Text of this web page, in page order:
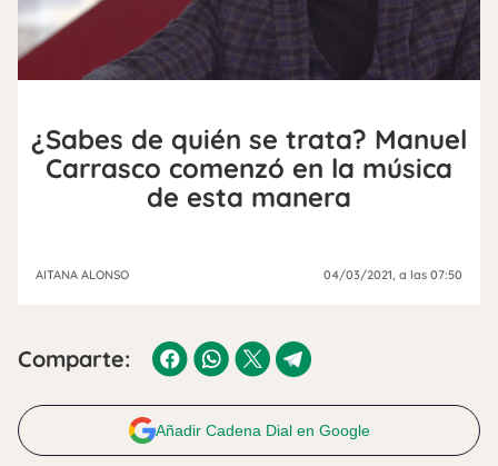
¿Sabes de quién se trata? Manuel
Carrasco comenzó en la música
de esta manera
AITANA ALONSO 04/03/2021 , a las 07:50
Comparte:
Añadir Cadena Dial en Google